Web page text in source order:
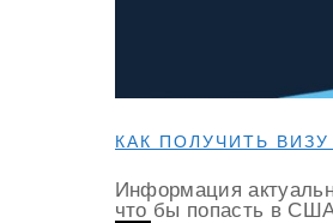
КАК ПОЛУЧИТЬ
Информация
что бы попасть в США